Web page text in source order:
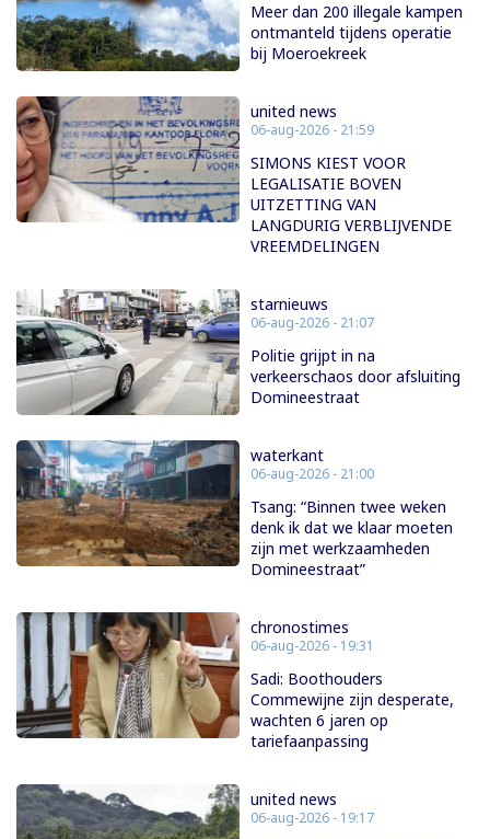
Meer dan 200 illegale kampen
ontmanteld tijdens operatie
bij Moeroekreek
united news
06-aug-2026 - 21:59
SIMONS KIEST VOOR
LEGALISATIE BOVEN
UITZETTING VAN
LANGDURIG VERBLIJVENDE
VREEMDELINGEN
starnieuws
06-aug-2026 - 21:07
Politie grijpt in na
verkeerschaos door afsluiting
Domineestraat
waterkant
06-aug-2026 - 21:00
Tsang: “Binnen twee weken
denk ik dat we klaar moeten
zijn met werkzaamheden
Domineestraat”
chronostimes
06-aug-2026 - 19:31
Sadi: Boothouders
Commewijne zijn desperate,
wachten 6 jaren op
tariefaanpassing
united news
06-aug-2026 - 19:17